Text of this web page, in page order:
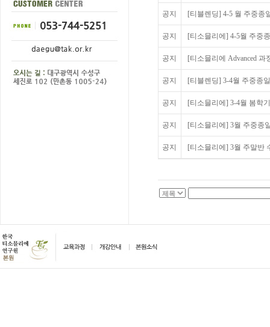
공지 [티블렌딩] 4-5 월 주중종
공지 [티소믈리에] 4-5월 주중
공지 [티소믈리에 Advanced
공지 [티블렌딩] 3-4월 주중종
공지 [티소믈리에] 3-4월 봄학
공지 [티소믈리에] 3월 주중종
공지 [티소믈리에] 3월 주말반